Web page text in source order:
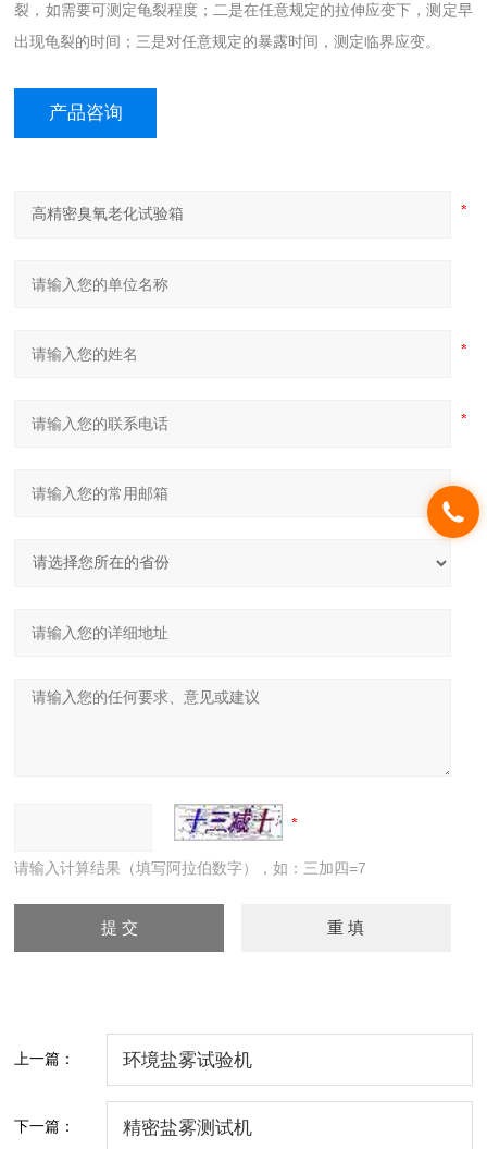
裂，如需要可测定龟裂程度；二是在任意规定的拉伸应变下，测定早
出现龟裂的时间；三是对任意规定的暴露时间，测定临界应变。
产品咨询
请输入计算结果（填写阿拉伯数字），如：三加四=7
上一篇： 环境盐雾试验机
下一篇： 精密盐雾测试机